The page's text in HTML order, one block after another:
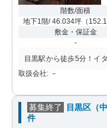
階数/面積
地下1階/ 46.034坪 （
敷金・保証金
-
目黒駅から徒歩5分！イ
取扱会社: －
募集終了
目黒区（
件